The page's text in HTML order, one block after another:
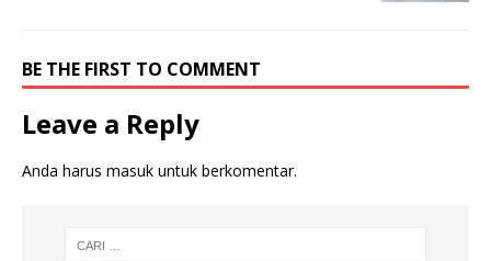
BE THE FIRST TO COMMENT
Leave a Reply
Anda harus masuk untuk berkomentar.